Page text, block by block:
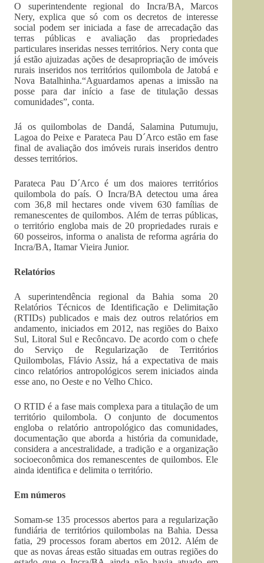
O superintendente regional do Incra/BA, Marcos
Nery, explica que só com os decretos de interesse
social podem ser iniciada a fase de arrecadação das
terras públicas e avaliação das propriedades
particulares inseridas nesses territórios. Nery conta que
já estão ajuizadas ações de desapropriação de imóveis
rurais inseridos nos territórios quilombola de Jatobá e
Nova Batalhinha.“Aguardamos apenas a imissão na
posse para dar início a fase de titulação dessas
comunidades”, conta.
Já os quilombolas de Dandá, Salamina Putumuju,
Lagoa do Peixe e Parateca Pau D´Arco estão em fase
final de avaliação dos imóveis rurais inseridos dentro
desses territórios.
Parateca Pau D´Arco é um dos maiores territórios
quilombola do país. O Incra/BA detectou uma área
com 36,8 mil hectares onde vivem 630 famílias de
remanescentes de quilombos. Além de terras públicas,
o território engloba mais de 20 propriedades rurais e
60 posseiros, informa o analista de reforma agrária do
Incra/BA, Itamar Vieira Junior.
Relatórios
A superintendência regional da Bahia soma 20
Relatórios Técnicos de Identificação e Delimitação
(RTIDs) publicados e mais dez outros relatórios em
andamento, iniciados em 2012, nas regiões do Baixo
Sul, Litoral Sul e Recôncavo. De acordo com o chefe
do Serviço de Regularização de Territórios
Quilombolas, Flávio Assiz, há a expectativa de mais
cinco relatórios antropológicos serem iniciados ainda
esse ano, no Oeste e no Velho Chico.
O RTID é a fase mais complexa para a titulação de um
território quilombola. O conjunto de documentos
engloba o relatório antropológico das comunidades,
documentação que aborda a história da comunidade,
considera a ancestralidade, a tradição e a organização
socioeconômica dos remanescentes de quilombos. Ele
ainda identifica e delimita o território.
Em números
Somam-se 135 processos abertos para a regularização
fundiária de territórios quilombolas na Bahia. Dessa
fatia, 29 processos foram abertos em 2012. Além de
que as novas áreas estão situadas em outras regiões do